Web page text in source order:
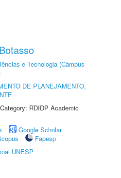
e Tecnologia (Câmpus
DE PLANEJAMENTO,
RDIDP Academic
Google Scholar
Fapesp
UNESP